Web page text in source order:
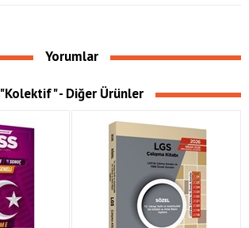
Yorumlar
"Kolektif" - Diğer Ürünler